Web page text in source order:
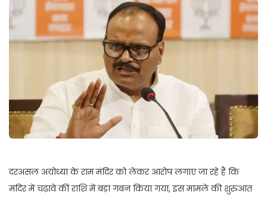
दरअसल अयोध्या के राम मंदिर को लेकर आरोप लगाए जा रहे हैं कि
मंदिर में चढ़ावे की राशि में बड़ा गबन किया गया, इस मामले की शुरुआत